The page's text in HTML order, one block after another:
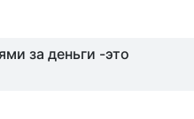
за деньги -это